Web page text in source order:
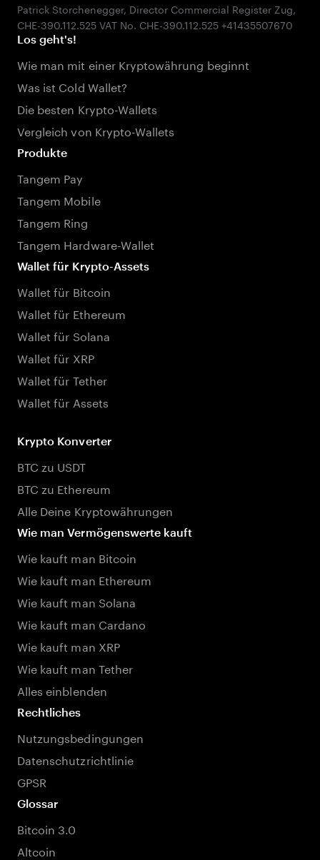
Patrick Storchenegger, Director Commercial Register Zug,
Los geht's!
Wie man mit einer Kryptowährung beginnt
Was ist Cold Wallet?
Die besten Krypto-Wallets
Vergleich von Krypto-Wallets
Produkte
Tangem Pay
Tangem Mobile
Tangem Ring
Tangem Hardware-Wallet
Wallet für Krypto-Assets
Wallet für Bitcoin
Wallet für Ethereum
Wallet für Solana
Wallet für XRP
Wallet für Tether
Wallet für Assets
Krypto Konverter
BTC zu USDT
BTC zu Ethereum
Alle Deine Kryptowährungen
Wie man Vermögenswerte kauft
Wie kauft man Bitcoin
Wie kauft man Ethereum
Wie kauft man Solana
Wie kauft man Cardano
Wie kauft man XRP
Wie kauft man Tether
Alles einblenden
Rechtliches
Nutzungsbedingungen
Datenschutzrichtlinie
GPSR
Glossar
Bitcoin 3.0
Altcoin